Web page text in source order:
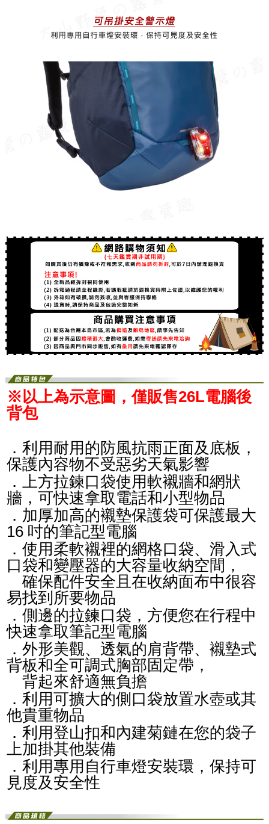
※以上為示意圖，僅販售26L電腦後
背包
．利用耐用的防風抗雨正面及底板，
保護內容物不受惡劣天氣影響
．上方拉鍊口袋使用軟襯牆和網狀
牆，可快速拿取電話和小型物品
．加厚加高的襯墊保護袋可保護最大
16 吋的筆記型電腦
．使用柔軟襯裡的網格口袋、滑入式
口袋和變壓器的大容量收納空間，
確保配件安全且在收納面布中很容
易找到所要物品
．側邊的拉鍊口袋，方便您在行程中
快速拿取筆記型電腦
．外形美觀、透氣的肩背帶、襯墊式
背板和全可調式胸部固定帶，
背起來舒適無負擔
．利用可擴大的側口袋放置水壺或其
他貴重物品
．利用登山扣和內建菊鏈在您的袋子
上加掛其他裝備
．利用專用自行車燈安裝環，保持可
見度及安全性